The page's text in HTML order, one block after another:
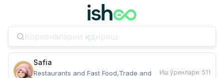
Safia
Restaurants and Fast Food,Trade and
Иш ўринлари: 511